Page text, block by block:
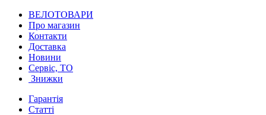
ВЕЛОТОВАРИ
Про магазин
Контакти
Доставка
Новини
Сервіс, ТО
Знижки
Гарантія
Статті